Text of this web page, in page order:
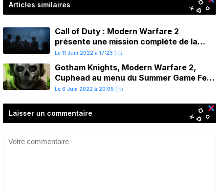
Articles similaires
Call of Duty : Modern Warfare 2
présente une mission complète de la
campagne
Le 11 Juin 2022 à 17:23
Gotham Knights, Modern Warfare 2,
Cuphead au menu du Summer Game Fest
2022
Le 6 Juin 2022 à 20:05
Laisser un commentaire